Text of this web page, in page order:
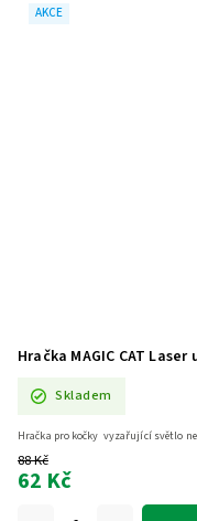
AKCE
Hračka MAGIC CAT
Skladem
88 Kč
62 Kč
Hračka pro kočky vyzařující světlo